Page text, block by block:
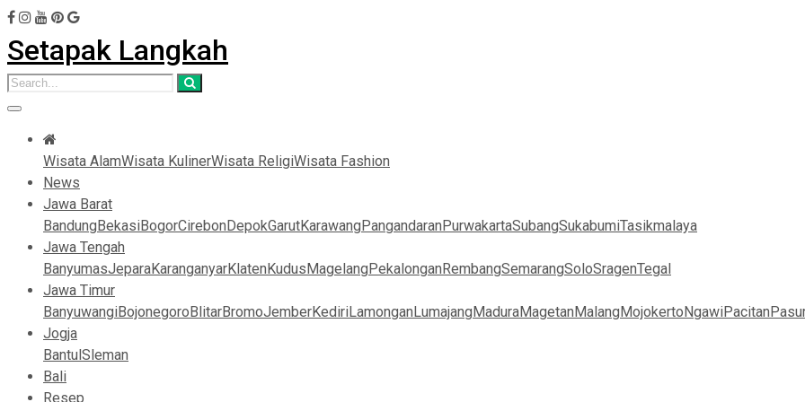
Setapak Langkah
Wisata AlamWisata KulinerWisata ReligiWisata Fashion
News
Jawa Barat
BandungBekasiBogorCirebonDepokGarutKarawangPangandaranPurwakartaSubangSukabumiTasikmalaya
Jawa Tengah
BanyumasJeparaKaranganyarKlatenKudusMagelangPekalonganRembangSemarangSoloSragenTegal
Jawa Timur
BanyuwangiBojonegoroBlitarBromoJemberKediriLamonganLumajangMaduraMagetanMalangMojokertoNgawiPacitan
Jogja
BantulSleman
Bali
Resep